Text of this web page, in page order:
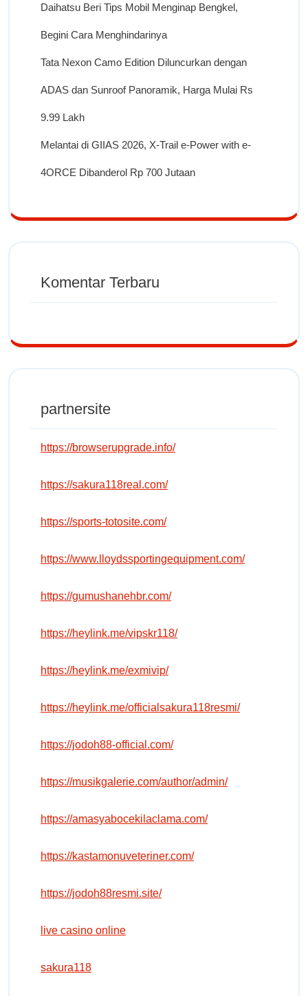
Daihatsu Beri Tips Mobil Menginap Bengkel,
Begini Cara Menghindarinya
Tata Nexon Camo Edition Diluncurkan dengan
ADAS dan Sunroof Panoramik, Harga Mulai Rs
9.99 Lakh
Melantai di GIIAS 2026, X-Trail e-Power with e-
4ORCE Dibanderol Rp 700 Jutaan
Komentar Terbaru
partnersite
https://browserupgrade.info/
https://sakura118real.com/
https://sports-totosite.com/
https://www.lloydssportingequipment.com/
https://gumushanehbr.com/
https://heylink.me/vipskr118/
https://heylink.me/exmivip/
https://heylink.me/officialsakura118resmi/
https://jodoh88-official.com/
https://musikgalerie.com/author/admin/
https://amasyabocekilaclama.com/
https://kastamonuveteriner.com/
https://jodoh88resmi.site/
live casino online
sakura118